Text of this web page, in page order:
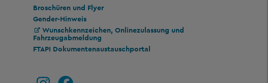
Broschüren und Flyer
Gender-Hinweis
Wunschkennzeichen, Onlinezulassung und
Fahrzeugabmeldung
FTAPI Dokumentenaustauschportal